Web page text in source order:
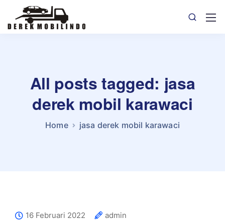
All posts tagged: jasa
derek mobil karawaci
Home jasa derek mobil karawaci
16 Februari 2022
admin